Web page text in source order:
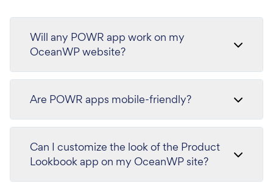
Will any POWR app work on my
OceanWP website?
Are POWR apps mobile-friendly?
Can I customize the look of the Product
Lookbook app on my OceanWP site?